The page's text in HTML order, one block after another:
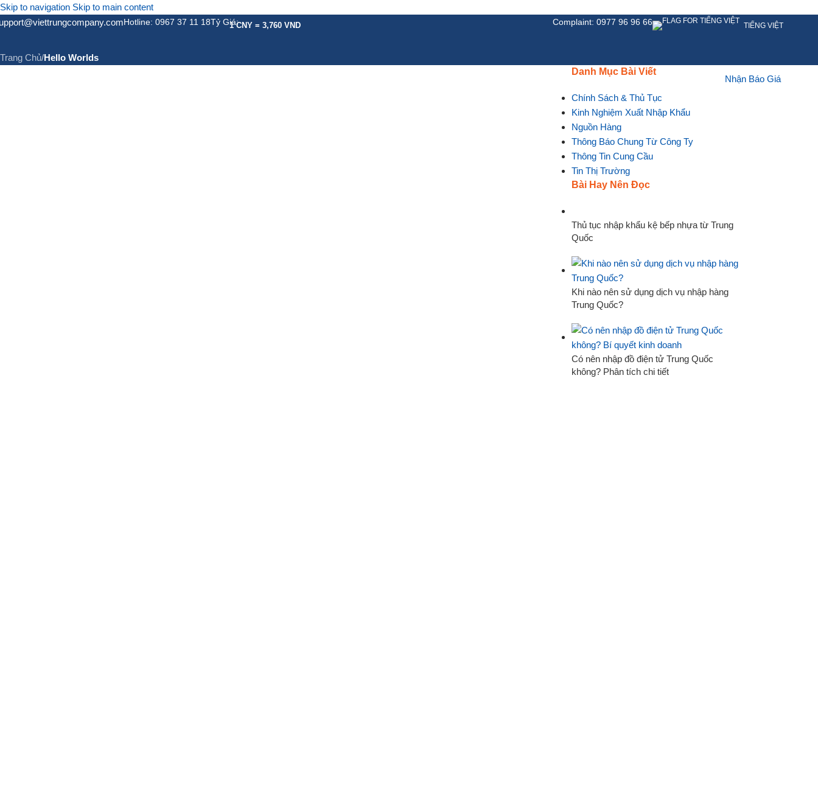
Skip to navigation Skip to main content
Hotline: 0967 37 11 18Tỷ Giá:1 CNY = 3,760 VND Complaint: 0977 96 96 66 TIẾNG VIỆT
Nhận Báo Giá
Hello Worlds
Trang Chủ/Hello Worlds
Danh Mục Bài Viết
Chính Sách & Thủ Tục
Kinh Nghiệm Xuất Nhập Khẩu
Nguồn Hàng
Thông Báo Chung Từ Công Ty
Thông Tin Cung Cầu
Tin Thị Trường
Bài Hay Nên Đọc
Thủ tục nhập khẩu kệ bếp nhựa từ Trung
Quốc
Khi nào nên sử dụng dịch vụ nhập hàng
Trung Quốc?
Có nên nhập đồ điện tử Trung Quốc
không? Phân tích chi tiết